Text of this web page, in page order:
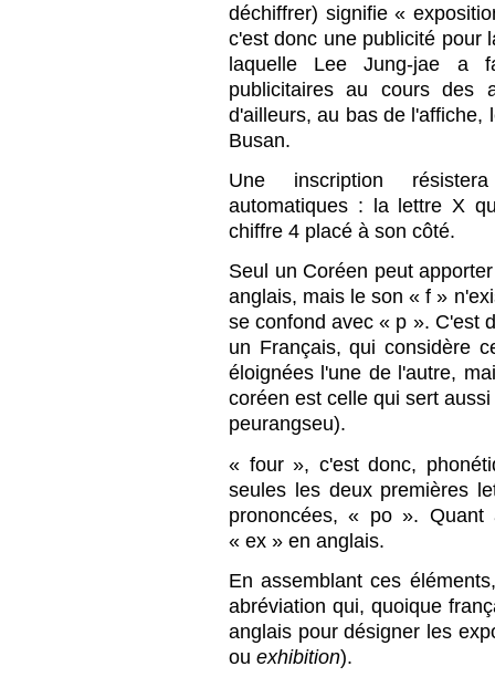
déchiffrer) signifie «
c'est donc une publicité pour
laquelle Lee Jung-jae a
publicitaires au cours des
d'ailleurs, au bas de l'affiche,
Busan.
Une inscription
automatiques : la lettre X
chiffre 4 placé à son côté.
Seul un Coréen peut
anglais, mais le son « f »
se confond avec « p ». C'est
un Français, qui considère
éloignées l'une de l'autre,
coréen est celle qui sert
peurangseu).
« four », c'est donc,
seules les deux premières
prononcées, « po ».
« ex » en anglais.
En assemblant ces
abréviation qui, quoique
anglais pour désigner les
ou exhibition).